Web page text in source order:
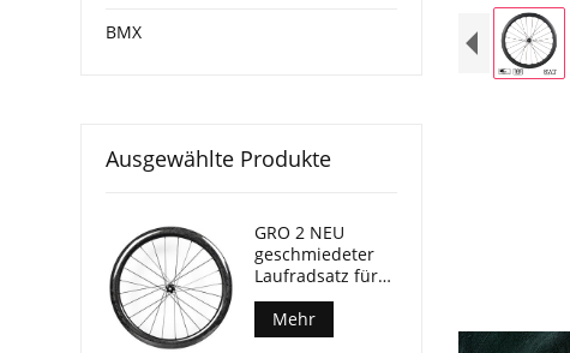
BMX
Ausgewählte Produkte
GRO 2 NEU
geschmiedeter
Laufradsatz für
Gravel-Bikes, 45
mm Tiefe, 24 mm
Innenbreite
Mehr